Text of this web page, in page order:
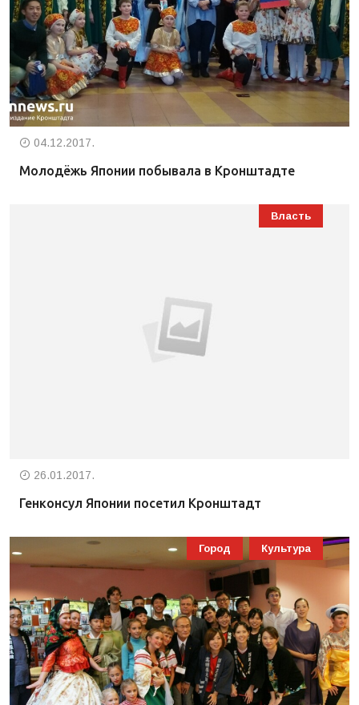
04.12.2017.
Молодёжь Японии побывала в Кронштадте
Власть
26.01.2017.
Генконсул Японии посетил Кронштадт
Город Культура